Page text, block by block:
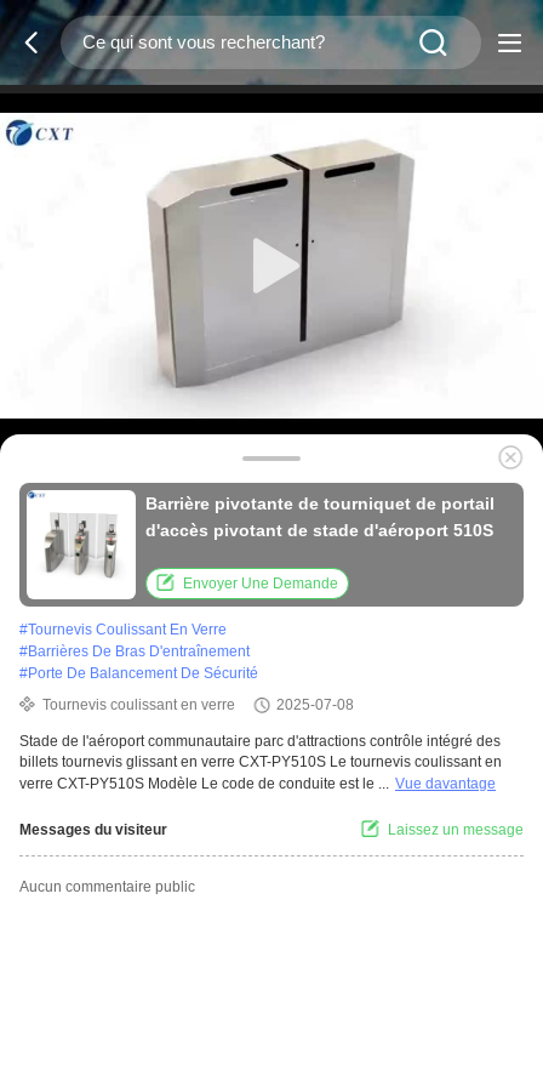
Barrière pivotante de tourniquet de portail
d'accès pivotant de stade d'aéroport 510S
Envoyer Une Demande
#Tournevis Coulissant En Verre
#Barrières De Bras D'entraînement
#Porte De Balancement De Sécurité
Tournevis coulissant en verre
2025-07-08
Stade de l'aéroport communautaire parc d'attractions contrôle intégré des
billets tournevis glissant en verre CXT-PY510S Le tournevis coulissant en
verre CXT-PY510S Modèle Le code de conduite est le ... Vue davantage
Messages du visiteur Laissez un message
Aucun commentaire public